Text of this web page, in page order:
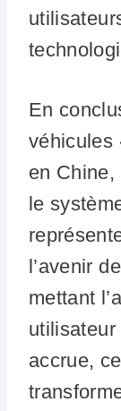
En
véhicules
en Chine,
le
l’avenir
mettant
accrue,